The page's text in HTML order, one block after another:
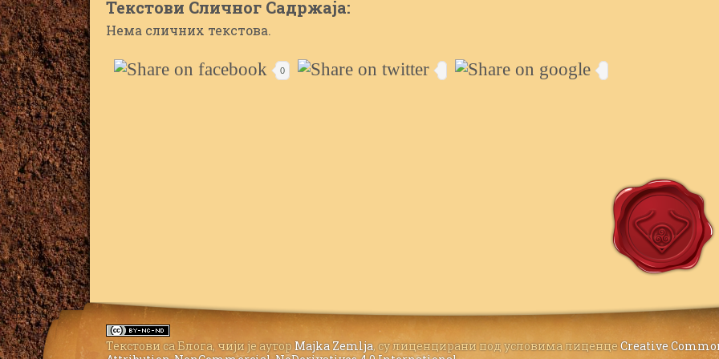
Текстови Сличног Садржаја:
Нема сличних текстова.
0
Текстови са Блога, чији је аутор Majka Zemlja, су лиценцирани под условима лиценцеCreative